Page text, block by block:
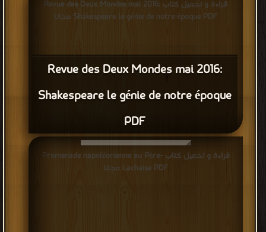
Revue des Deux Mondes mai 2016:
Shakespeare le génie de notre époque
PDF
قراءة و تحميل كتاب Revue des Deux Mondes mai 2016:
Shakespeare le génie de notre époque PDF مجانا
قراءة و تحميل كتاب Promenade napoléonienne au Père-
Lachaise PDF مجانا